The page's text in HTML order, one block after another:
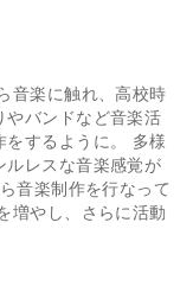
音楽に触れ、高校時
バンドなど音楽活
するように。 多様
ルレスな音楽感覚が
音楽制作を行なって
増やし、さらに活動